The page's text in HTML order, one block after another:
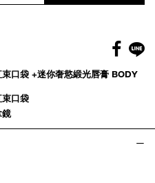
口袋 +迷你奢慾緞光唇膏 BODY
口袋
鏡